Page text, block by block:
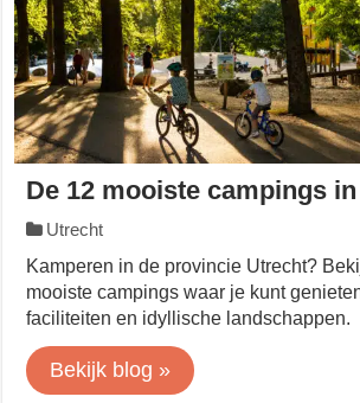
De 12 mooiste campings
Utrecht
Kamperen in de provincie Utrecht?
mooiste campings waar je kunt
faciliteiten en idyllische landschappen.
Bekijk blog »